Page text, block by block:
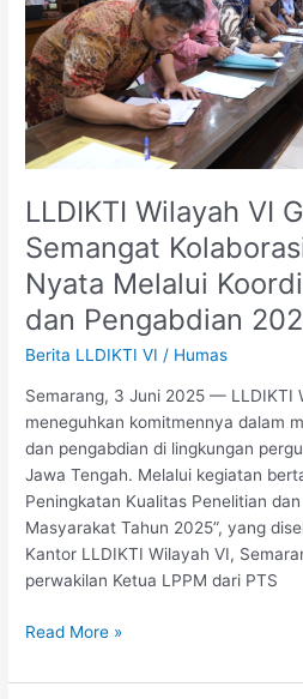
LLDIKTI Wilayah VI
Semangat
Nyata Melalui
dan Pengabdian
Berita LLDIKTI VI / Humas
Semarang, 3 Juni 2025 — LLDIKTI
meneguhkan komitmennya dalam
dan pengabdian di lingkungan
Jawa Tengah. Melalui kegiatan
Peningkatan Kualitas Penelitian
Masyarakat Tahun 2025”, yang
Kantor LLDIKTI Wilayah VI,
perwakilan Ketua LPPM dari PTS
dan
Dampak
Nyata
Melalui
Koordinasi
Penelitian
dan
Pengabdian
2025
Read More »